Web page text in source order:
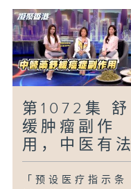
第1072集 舒
缓肿瘤副作
用，中医有法
「预设医疗指示条